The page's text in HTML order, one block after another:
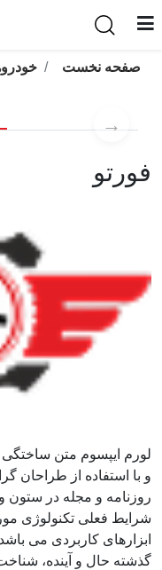
صفحه نخست
→
فورتو
لورم ایپسوم متن ساختگی
و با استفاده از طراحان
روزنامه و مجله در ستون
شرایط فعلی تکنولوژی
ابزارهای کاربردی می
گذشته حال و آینده،